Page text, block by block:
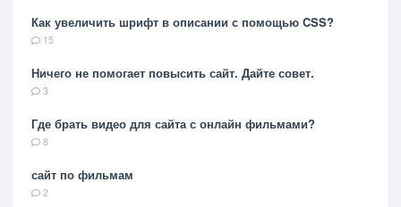
Как увеличить шрифт в описании с помощью CSS?
15
Ничего не помогает повысить сайт. Дайте совет.
3
Где брать видео для сайта с онлайн фильмами?
8
сайт по фильмам
2